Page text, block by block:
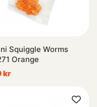
Squiggle Worms
Orange
kr